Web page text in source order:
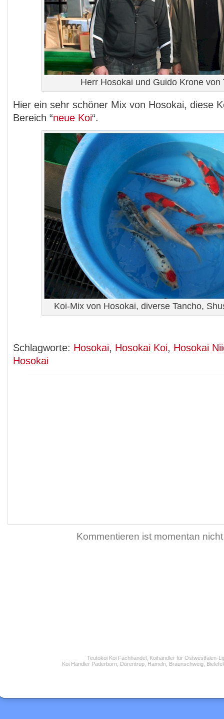
Herr Hosokai und Guido Krone von
Hier ein sehr schöner Mix von Hosokai, diese
Bereich “neue Koi“.
Koi-Mix von Hosokai, diverse Tancho,
Schlagworte: Hosokai, Hosokai Koi, Hosokai
Hosokai
Kommentieren ist momentan
Teutokoi Koi Fachhandel, Koihändler für Ostwestfalen-
Koi Händler Paderborn, Dörentrup, Hameln, Braunschweig,